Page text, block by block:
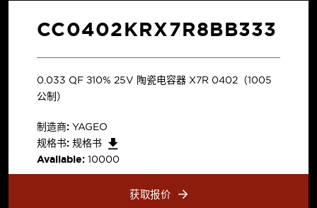
CC0402KRX7R8BB333
0.033 µF ±10% 25V 陶瓷电容器 X7R 0402（1005
公制）
制造商: YAGEO
规格书: 规格书
Available: 10000
获取报价